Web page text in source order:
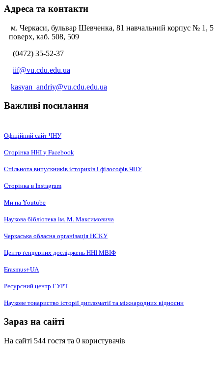
Адреса та контакти
м. Черкаси, бульвар Шевченка, 81 навчальний корпус № 1, 5
поверх, каб. 508, 509
(0472) 35-52-37
iif@vu.cdu.edu.ua
kasyan_andriy@vu.cdu.edu.ua
Важливі посилання
Офіційний сайт ЧНУ
Сторінка ННІ у Facebook
Спільнота випускників істориків і філософів ЧНУ
Сторінка в Instagram
Ми на Youtube
Наукова бібліотека ім. М. Максимовича
Черкаська обласна організація НCКУ
Центр ґендерних досліджень ННІ МВІФ
Erasmus+UA
Ресурсний центр ГУРТ
Наукове товариство історії дипломатії та міжнародних відносин
Зараз на сайті
На сайті 544 гостя та 0 користувачів